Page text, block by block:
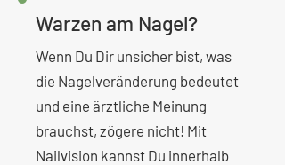
Warzen am Nagel?
Wenn Du Dir unsicher bist, was
die Nagelveränderung bedeutet
und eine ärztliche Meinung
brauchst, zögere nicht! Mit
Nailvision kannst Du innerhalb